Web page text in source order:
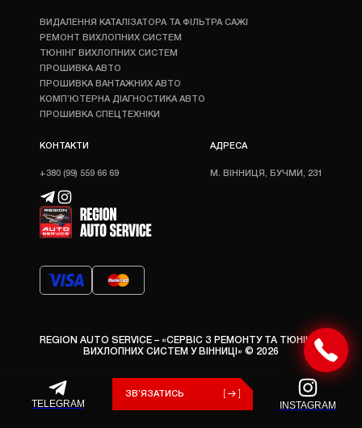
ВИДАЛЕННЯ КАТАЛІЗАТОРА ТА ФІЛЬТРА САЖІ
РЕМОНТ ВИХЛОПНИХ СИСТЕМ
ТЮНІНГ ВИХЛОПНИХ СИСТЕМ
ПРОШИВКА АВТО
ПРОШИВКА ВАНТАЖНИХ АВТО
КОМП’ЮТЕРНА ДІАГНОСТИКА АВТО
ПРОШИВКА СПЕЦТЕХНІКИ
КОНТАКТИ
+380 (99) 559 66 69
АДРЕСА
М. ВІННИЦЯ, БУЧМИ, 231
REGION AUTO SERVICE – «СЕРВІС З РЕМОНТУ ТА ТЮНІНГУ
ВИХЛОПНИХ СИСТЕМ У ВІННИЦІ» © 2026
TELEGRAM
ЗВ’ЯЗАТИСЬ
INSTAGRAM